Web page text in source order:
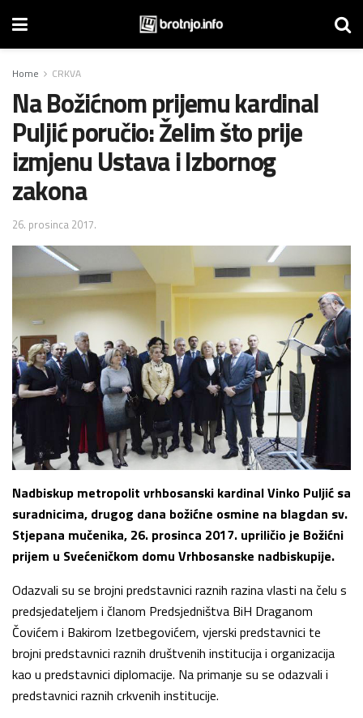
Home CRKVA
Na Božićnom prijemu kardinal
Puljić poručio: Želim što prije
izmjenu Ustava i Izbornog
zakona
26. prosinca 2017.
Nadbiskup metropolit vrhbosanski kardinal Vinko Puljić sa
suradnicima, drugog dana božićne osmine na blagdan sv.
Stjepana mučenika, 26. prosinca 2017. upriličio je Božićni
prijem u Svećeničkom domu Vrhbosanske nadbiskupije.
Odazvali su se brojni predstavnici raznih razina vlasti na čelu s
predsjedateljem i članom Predsjedništva BiH Draganom
Čovićem i Bakirom Izetbegovićem, vjerski predstavnici te
brojni predstavnici raznih društvenih institucija i organizacija
kao u predstavnici diplomacije. Na primanje su se odazvali i
predstavnici raznih crkvenih institucije.